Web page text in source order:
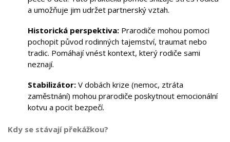
a umožňuje jim udržet partnerský vztah.
Historická perspektiva: Prarodiče mohou pomoci
pochopit původ rodinných tajemství, traumat nebo
tradic. Pomáhají vnést kontext, který rodiče sami
neznají.
Stabilizátor: V dobách krize (nemoc, ztráta
zaměstnání) mohou prarodiče poskytnout emocionální
kotvu a pocit bezpečí.
Kdy se stávají překážkou?